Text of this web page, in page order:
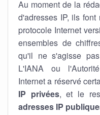
Au moment de la
d'adresses IP, ils
protocole Internet
ensembles de
qu'il ne s'agisse
L'IANA ou
Internet a réservé
IP privées, et le
adresses IP